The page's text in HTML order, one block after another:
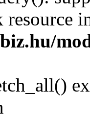
resource